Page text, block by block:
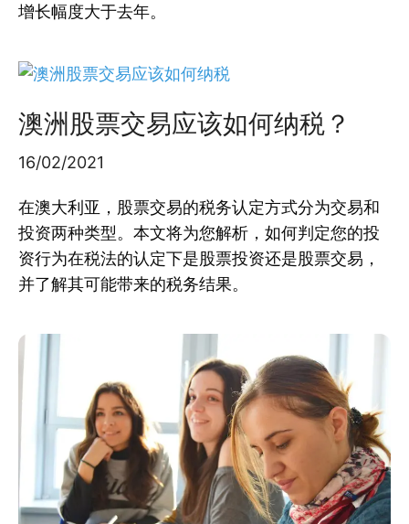
增长幅度大于去年。
澳洲股票交易应该如何纳税？
16/02/2021
在澳大利亚，股票交易的税务认定方式分为交易和
投资两种类型。本文将为您解析，如何判定您的投
资行为在税法的认定下是股票投资还是股票交易，
并了解其可能带来的税务结果。